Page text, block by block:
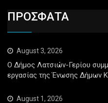
ΠΡΟΣΦΑΤΑ
August 3, 2026
Ο Δήμος Λατσιών-Γερίου
εργασίας της Ένωσης Δήμων
August 1, 2026